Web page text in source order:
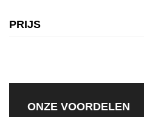
PRIJS
ONZE VOORDELEN